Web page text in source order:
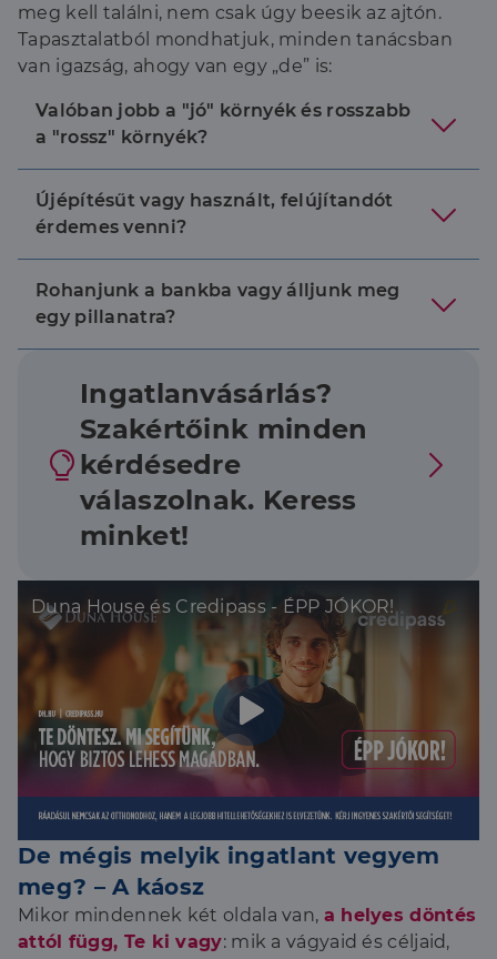
meg kell találni, nem csak úgy beesik az ajtón.
Tapasztalatból mondhatjuk, minden tanácsban
van igazság, ahogy van egy „de” is:
Valóban jobb a "jó" környék és rosszabb
a "rossz" környék?
Újépítésűt vagy használt, felújítandót
érdemes venni?
Rohanjunk a bankba vagy álljunk meg
egy pillanatra?
Ingatlanvásárlás?
Szakértőink minden
kérdésedre
válaszolnak. Keress
minket!
Duna House és Credipass - ÉPP JÓKOR!
De mégis melyik ingatlant vegyem
meg? – A káosz
Mikor mindennek két oldala van, a helyes döntés
attól függ, Te ki vagy: mik a vágyaid és céljaid,